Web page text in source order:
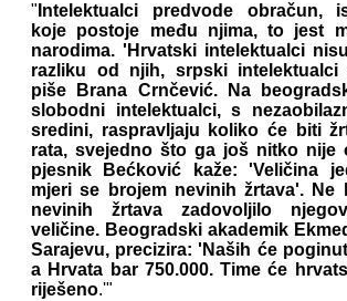
" Intelektualci predvode obračun,
koje postoje među njima, to jest
narodima. 'Hrvatski intelektualci
razliku od njih, srpski
piše Brana Crnčević. Na
slobodni intelektualci, s
sredini, raspravljaju koliko će biti
rata, svejedno što ga još nitko nije
pjesnik Bećković kaže: 'Veličina
mjeri se brojem nevinih žrtava'. Ne
nevinih žrtava zadovoljilo
veličine. Beogradski akademik
Sarajevu, precizira: 'Naših će
a Hrvata bar 750.000. Time će
riješeno.'"